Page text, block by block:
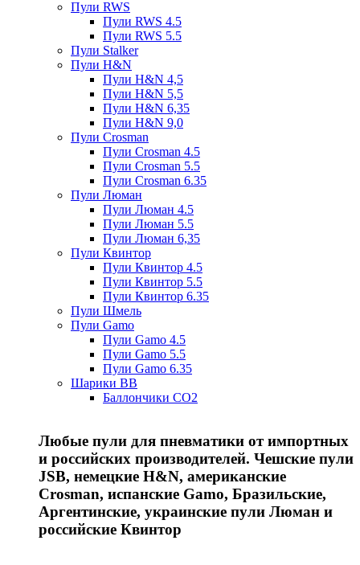
Пули RWS
Пули RWS 4.5
Пули RWS 5.5
Пули Stalker
Пули H&N
Пули H&N 4,5
Пули H&N 5,5
Пули H&N 6,35
Пули H&N 9,0
Пули Crosman
Пули Crosman 4.5
Пули Crosman 5.5
Пули Crosman 6.35
Пули Люман
Пули Люман 4.5
Пули Люман 5.5
Пули Люман 6,35
Пули Квинтор
Пули Квинтор 4.5
Пули Квинтор 5.5
Пули Квинтор 6.35
Пули Шмель
Пули Gamo
Пули Gamo 4.5
Пули Gamo 5.5
Пули Gamo 6.35
Шарики BB
Баллончики CO2
Любые пули для пневматики от импортных
и российских производителей. Чешские пули
JSB, немецкие H&N, американские
Crosman, испанские Gamo, Бразильские,
Аргентинские, украинские пули Люман и
российские Квинтор